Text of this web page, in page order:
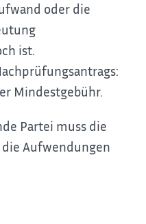
oder die
ist.
Mindestgebühr.
Partei muss die
Aufwendungen